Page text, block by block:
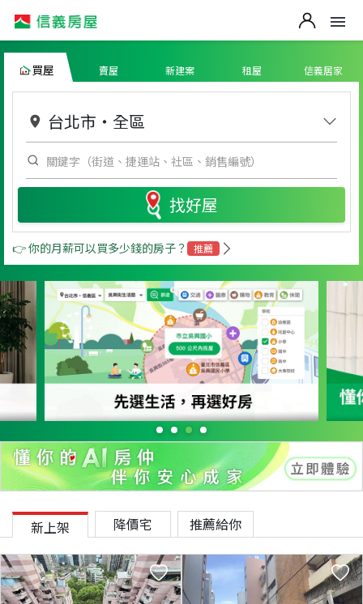
買屋 賣屋 新建案 租屋 信義居家
台北市 ・ 全區
找好屋
👉 你的月薪可以買多少錢的房子？ 推薦
新上架 降價宅 推薦給你